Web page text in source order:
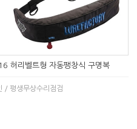
허리벨트형 자동팽창식 구명복
/ 평생무상수리점검